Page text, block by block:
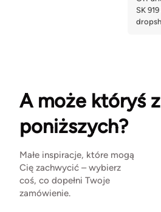
A może któryś z
poniższych?
Małe inspiracje, które mogą
Cię zachwycić – wybierz
coś, co dopełni Twoje
zamówienie.